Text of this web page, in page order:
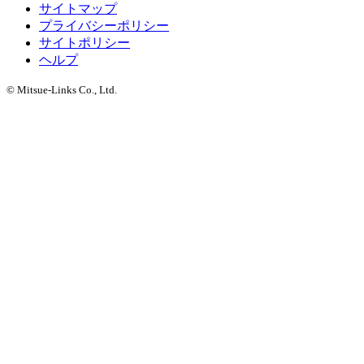
サイトマップ
プライバシーポリシー
サイトポリシー
ヘルプ
© Mitsue-Links Co., Ltd.